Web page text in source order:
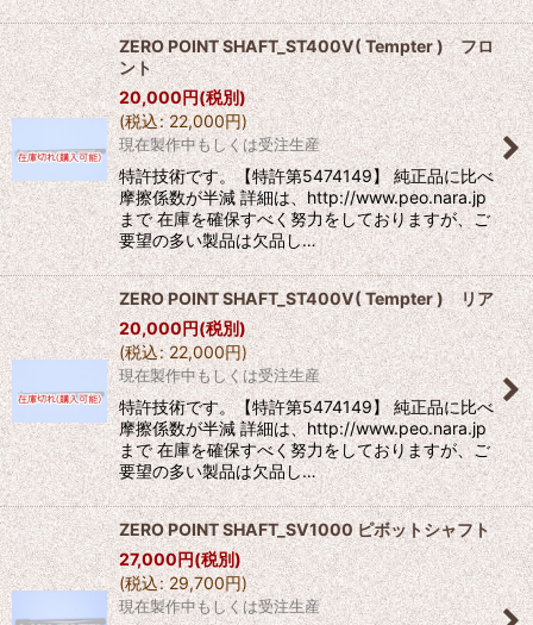
ZERO POINT SHAFT_ST400V( Tempter ) フロ
ント
20,000円(税別)
(税込: 22,000円)
現在製作中もしくは受注生産
特許技術です。【特許第5474149】 純正品に比べ
摩擦係数が半減 詳細は、http://www.peo.nara.jp
まで 在庫を確保すべく努力をしておりますが、ご
要望の多い製品は欠品し…
ZERO POINT SHAFT_ST400V( Tempter ) リア
20,000円(税別)
(税込: 22,000円)
現在製作中もしくは受注生産
特許技術です。【特許第5474149】 純正品に比べ
摩擦係数が半減 詳細は、http://www.peo.nara.jp
まで 在庫を確保すべく努力をしておりますが、ご
要望の多い製品は欠品し…
ZERO POINT SHAFT_SV1000 ピボットシャフト
27,000円(税別)
(税込: 29,700円)
現在製作中もしくは受注生産